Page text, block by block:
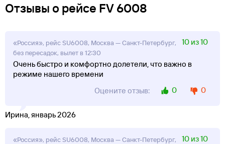
Отзывы о рейсе FV 6008
«Россия», рейс SU6008, Москва — Санкт-Петербург,
без пересадок, вылет в 12:30
10 из 10
Очень быстро и комфортно долетели, что важно в
режиме нашего времени
Оцените отзыв:
0 0
Ирина, январь 2026
«Россия», рейс SU6008, Москва — Санкт-Петербург, 10 из 10